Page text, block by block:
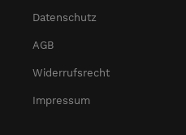
Datenschutz
AGB
Widerrufsrecht
Impressum